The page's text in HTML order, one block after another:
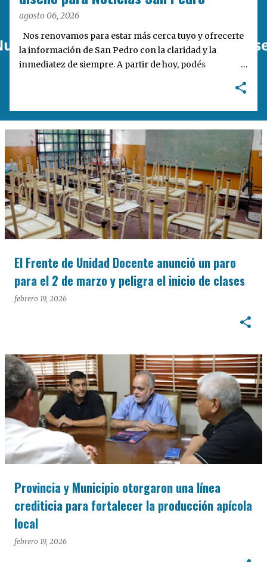
agosto 06, 2026
Nos renovamos para estar más cerca tuyo y ofrecerte
la información de San Pedro con la claridad y la
inmediatez de siempre. A partir de hoy, podés
Desarrollamos una interfaz más ágil, moderna e
intuitiva, pensada para optimizar la navegación desde
cualquier dispositivo, facilitar el acceso a las noticias
locales y potenciar la interacción de los lectores con
nuestros contenidos.
El Frente de Unidad Docente anunció un paro
para el 2 de marzo y peligra el inicio de clases
febrero 19, 2026
Provincia y Municipio otorgaron una línea
crediticia para fortalecer la producción apícola
local
febrero 19, 2026